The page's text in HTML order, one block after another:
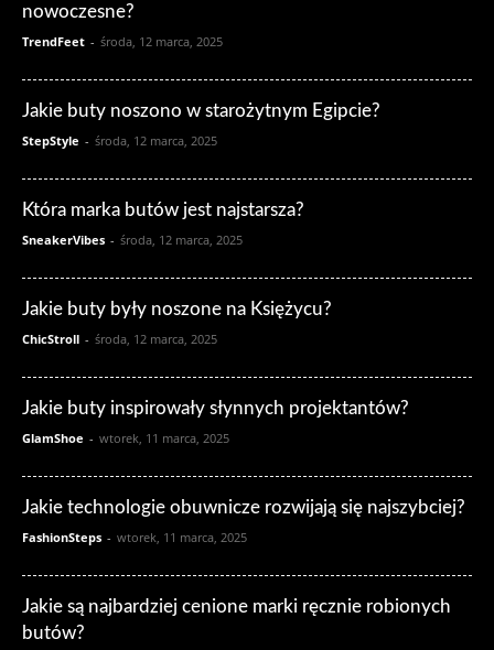
nowoczesne?
TrendFeet - środa, 12 marca, 2025
Jakie buty noszono w starożytnym Egipcie?
StepStyle - środa, 12 marca, 2025
Która marka butów jest najstarsza?
SneakerVibes - środa, 12 marca, 2025
Jakie buty były noszone na Księżycu?
ChicStroll - środa, 12 marca, 2025
Jakie buty inspirowały słynnych projektantów?
GlamShoe - wtorek, 11 marca, 2025
Jakie technologie obuwnicze rozwijają się najszybciej?
FashionSteps - wtorek, 11 marca, 2025
Jakie są najbardziej cenione marki ręcznie robionych
butów?